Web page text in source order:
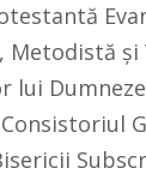
Metodistă și
lui